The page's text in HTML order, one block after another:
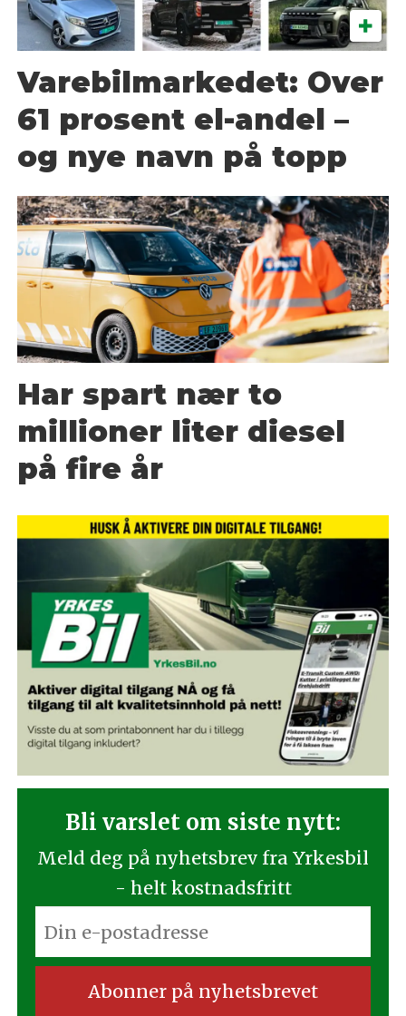
Varebilmarkedet: Over
61 prosent el-andel –
og nye navn på topp
Har spart nær to
millioner liter diesel
på fire år
Bli varslet om siste nytt:
Meld deg på nyhetsbrev fra Yrkesbil
- helt kostnadsfritt